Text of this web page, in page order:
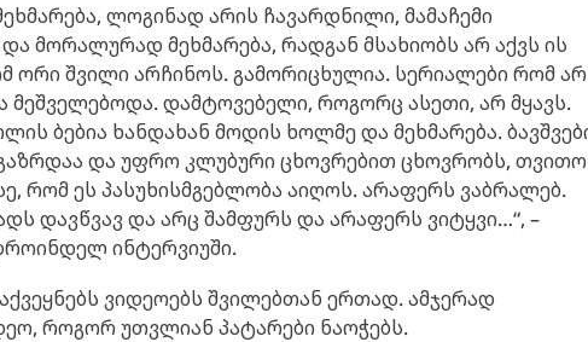
ლოგინად არის ჩავარდნილი, მამაჩემი
მორალურად მეხმარება, რადგან მსახიობს არ აქვს ის
ორი შვილი არჩინოს. გამორიცხულია. სერიალები რომ არ
მეშველებოდა. დამტოვებელი, როგორც ასეთი, არ მყავს.
ბებია ხანდახან მოდის ხოლმე და მეხმარება.
და უფრო კლუბური ცხოვრებით ცხოვრობს,
რომ ეს პასუხისმგებლობა აიღოს. არაფერს ვაბრალებ.
დავწვავ და არც შამფურს და არაფერს ვიტყვი…“, –
ინტერვიუში.
ვიდეოებს შვილებთან ერთად. ამჯერად
როგორ უთვლიან პატარები ნაოჭებს.